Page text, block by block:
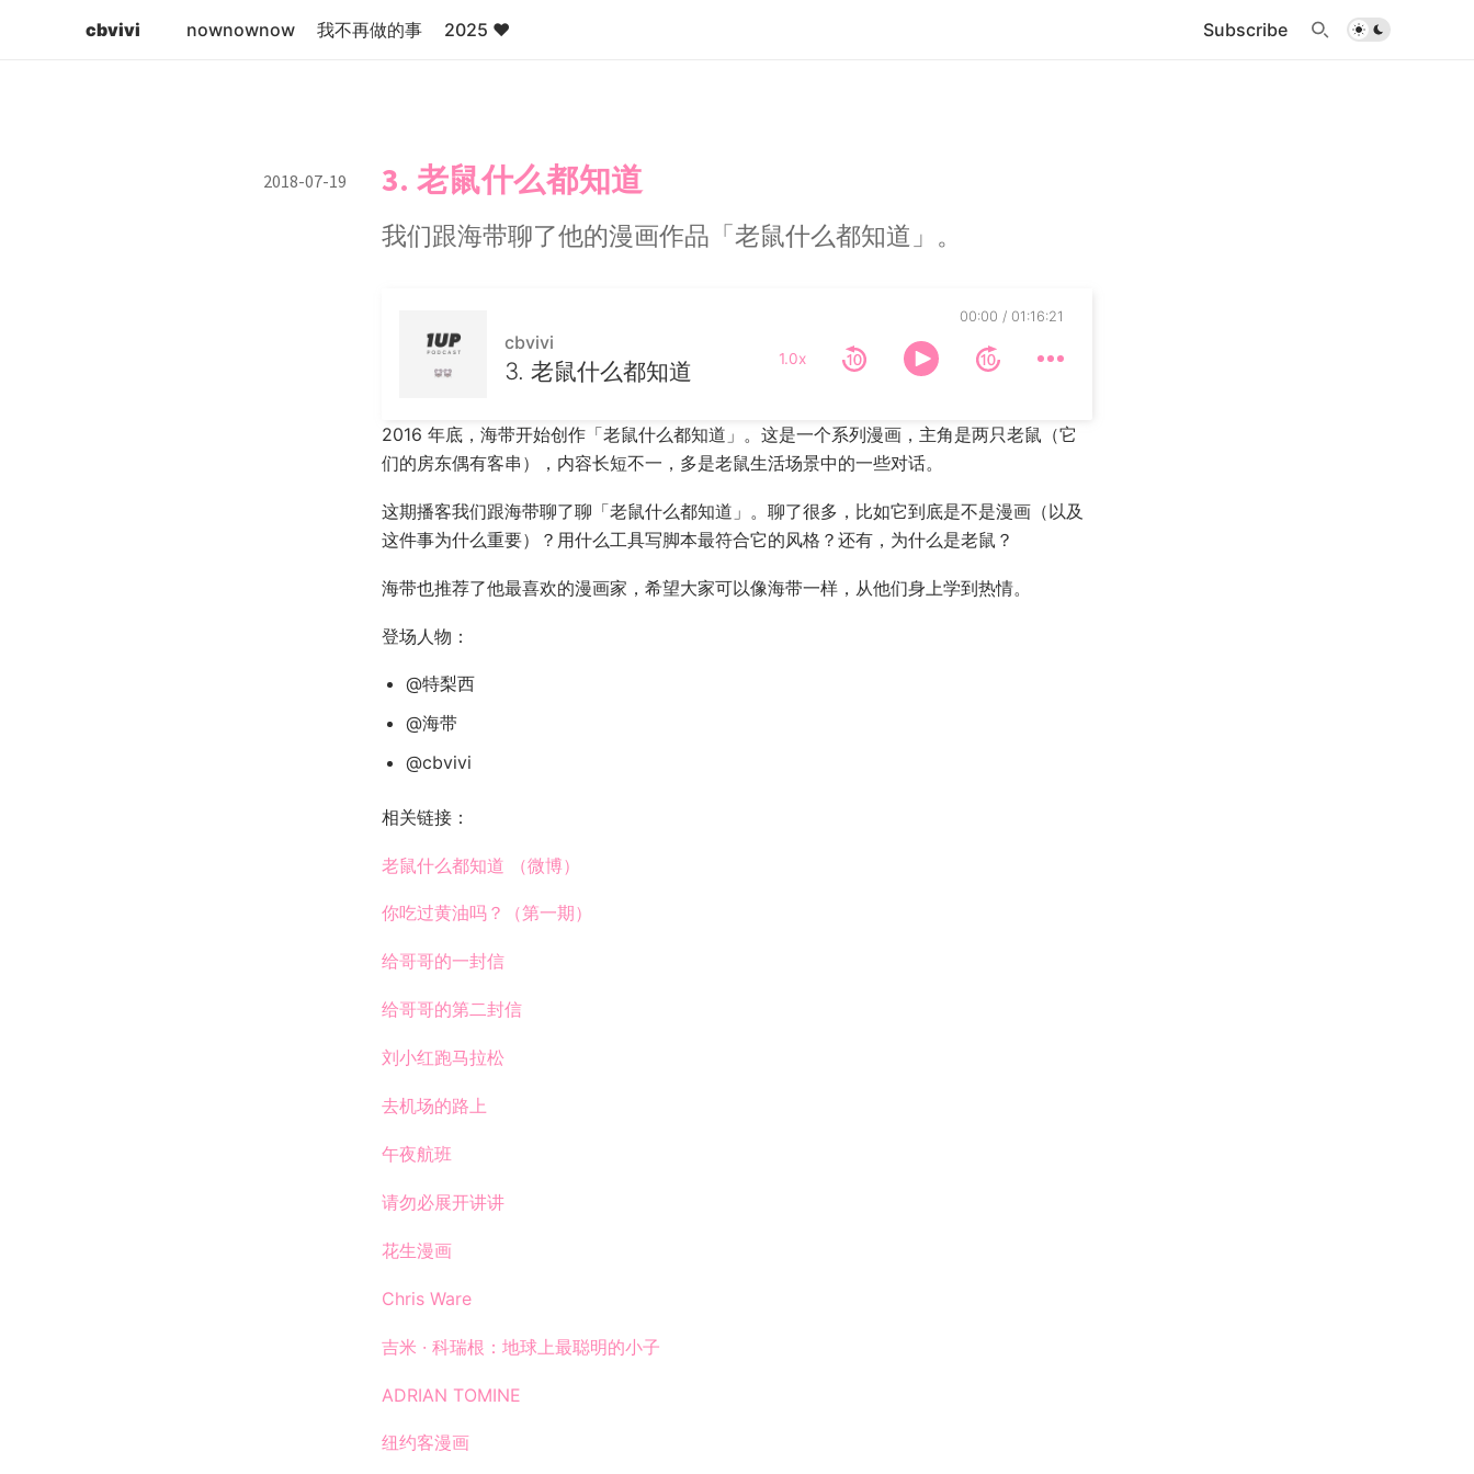
cbvivi nownownow 我不再做的事 2025 ❤️ Subscribe
3. 老鼠什么都知道
我们跟海带聊了他的漫画作品「老鼠什么都知道」。
cbvivi
3. 老鼠什么都知道 1.0x
00:00 01:16:21
2016 年底，海带开始创作「老鼠什么都知道」。这是一个系列漫画，主角是两只老鼠（它
们的房东偶有客串），内容长短不一，多是老鼠生活场景中的一些对话。
这期播客我们跟海带聊了聊「老鼠什么都知道」。聊了很多，比如它到底是不是漫画（以及
这件事为什么重要）？用什么工具写脚本最符合它的风格？还有，为什么是老鼠？
海带也推荐了他最喜欢的漫画家，希望大家可以像海带一样，从他们身上学到热情。
登场人物：
@特梨西
@海带
@cbvivi
相关链接：
老鼠什么都知道 （微博）
你吃过黄油吗？（第一期）
给哥哥的一封信
给哥哥的第二封信
刘小红跑马拉松
去机场的路上
午夜航班
请勿必展开讲讲
花生漫画
Chris Ware
吉米 · 科瑞根：地球上最聪明的小子
ADRIAN TOMINE
纽约客漫画
2018-07-19